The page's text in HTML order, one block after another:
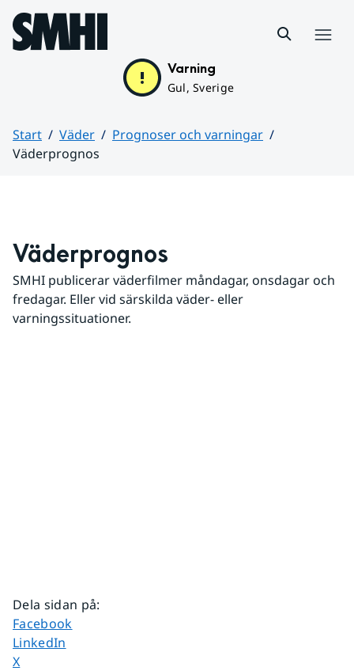
Hoppa till sidans innehåll
Varning
Gul, Sverige
Start Väder
Prognoser och varningar
Väderprognos
Väderprognos
SMHI publicerar väderfilmer måndagar, onsdagar och
fredagar. Eller vid särskilda väder- eller
varningssituationer.
Dela sidan på:
Dela sidan på
Facebook
Dela sidan på
LinkedIn
Dela sidan på
X